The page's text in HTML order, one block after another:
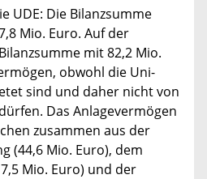
UDE: Die Bilanzsumme
Mio. Euro. Auf der
mit 82,2 Mio.
obwohl die Uni-
sind und daher nicht von
Das Anlagevermögen
zusammen aus der
(44,6 Mio. Euro), dem
Mio. Euro) und der